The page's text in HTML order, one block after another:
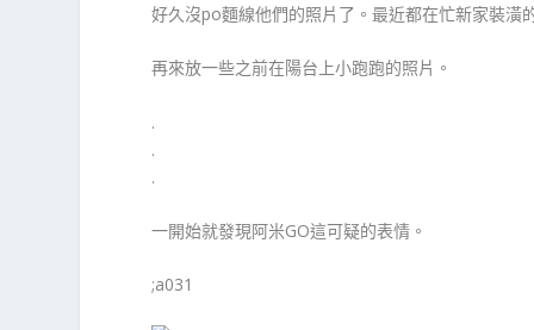
好久沒po麵線他們的照片了。最近都在忙新家裝潢
再來放一些之前在陽台上小跑跑的照片。
.
.
.
一開始就發現阿米GO這可疑的表情。
;a031